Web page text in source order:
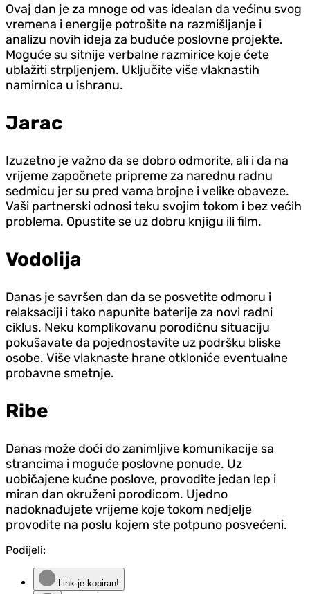
Ovaj dan je za mnoge od vas idealan da većinu svog
vremena i energije potrošite na razmišljanje i
analizu novih ideja za buduće poslovne projekte.
Moguće su sitnije verbalne razmirice koje ćete
ublažiti strpljenjem. Uključite više vlaknastih
namirnica u ishranu.
Jarac
Izuzetno je važno da se dobro odmorite, ali i da na
vrijeme započnete pripreme za narednu radnu
sedmicu jer su pred vama brojne i velike obaveze.
Vaši partnerski odnosi teku svojim tokom i bez većih
problema. Opustite se uz dobru knjigu ili film.
Vodolija
Danas je savršen dan da se posvetite odmoru i
relaksaciji i tako napunite baterije za novi radni
ciklus. Neku komplikovanu porodičnu situaciju
pokušavate da pojednostavite uz podršku bliske
osobe. Više vlaknaste hrane otkloniće eventualne
probavne smetnje.
Ribe
Danas može doći do zanimljive komunikacije sa
strancima i moguće poslovne ponude. Uz
uobičajene kućne poslove, provodite jedan lep i
miran dan okruženi porodicom. Ujedno
nadoknađujete vrijeme koje tokom nedjelje
provodite na poslu kojem ste potpuno posvećeni.
Podijeli:
Link je kopiran!